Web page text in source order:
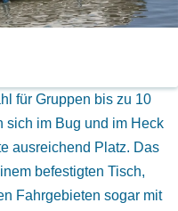
für Gruppen bis zu 10
sich im Bug und im Heck
ausreichend Platz. Das
befestigten Tisch,
Fahrgebieten sogar mit